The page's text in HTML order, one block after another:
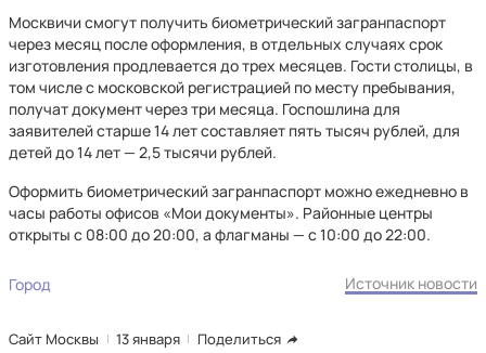
Москвичи смогут получить биометрический загранпаспорт
через месяц после оформления, в отдельных случаях срок
изготовления продлевается до трех месяцев. Гости столицы, в
том числе с московской регистрацией по месту пребывания,
получат документ через три месяца. Госпошлина для
заявителей старше 14 лет составляет пять тысяч рублей, для
детей до 14 лет — 2,5 тысячи рублей.
Оформить биометрический загранпаспорт можно ежедневно в
часы работы офисов «Мои документы». Районные центры
открыты с 08:00 до 20:00, а флагманы — с 10:00 до 22:00.
Город Источник новости
Сайт Москвы 13 января Поделиться